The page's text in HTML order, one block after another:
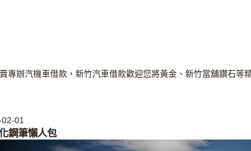
辦汽機車借款，新竹汽車借款歡迎您將黃金、新竹當舖鑽石
01
鋼筆懶人包